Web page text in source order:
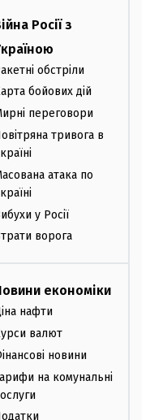
Росії з
обстріли
бойових дій
переговори
тривога в
атака по
у Росії
ворога
економіки
нафти
валют
новини
на комунальні